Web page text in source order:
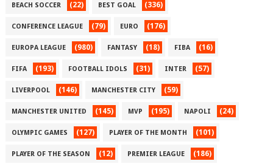
BEACH SOCCER (22) BEST GOAL (336)
CONFERENCE LEAGUE (79) EURO (176)
EUROPA LEAGUE (980) FANTASY (18) FIBA (16)
FIFA (193) FOOTBALL IDOLS (31) INTER (57)
LIVERPOOL (146) MANCHESTER CITY (59)
MANCHESTER UNITED (145) MVP (195) NAPOLI (24)
OLYMPIC GAMES (127) PLAYER OF THE MONTH (101)
PLAYER OF THE SEASON (12) PREMIER LEAGUE (186)